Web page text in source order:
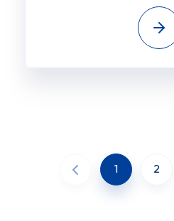
1 2